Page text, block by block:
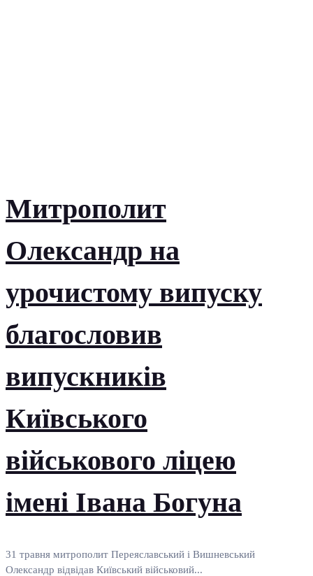
Митрополит
Олександр на
урочистому випуску
благословив
випускників
Київського
військового ліцею
імені Івана Богуна
31 травня митрополит Переяславський і Вишневський
Олександр відвідав Київський військовий...